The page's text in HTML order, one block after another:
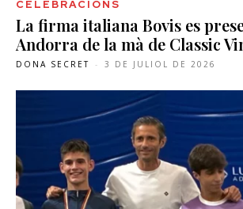
CELEBRACIONS
La firma italiana Bovis es
Andorra de la mà de Classic
DONA SECRET - 3 DE JULIOL DE 2026